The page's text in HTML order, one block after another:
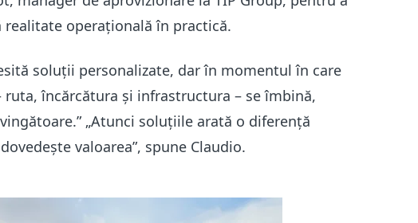
realitate operațională în practică.
soluții personalizate, dar în momentul în care
ruta, încărcătura și infrastructura – se îmbină,
„Atunci soluțiile arată o diferență
valoarea”, spune Claudio.